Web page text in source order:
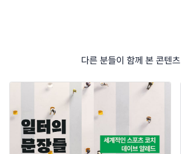
다른 분들이 함께 본 콘텐츠